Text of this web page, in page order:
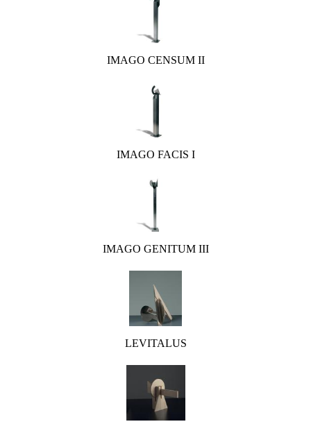
IMAGO CENSUM II
IMAGO FACIS I
IMAGO GENITUM III
LEVITALUS